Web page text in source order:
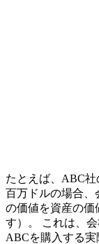
たとえば、ABC社
百万ドルの場合、
の価値を資産の価
す）。 これは、
ABCを購入する実